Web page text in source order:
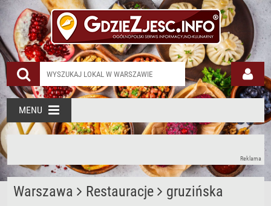
Restauracja Gruzińska
MENU
Reklama
Warszawa Restauracje gruzińska